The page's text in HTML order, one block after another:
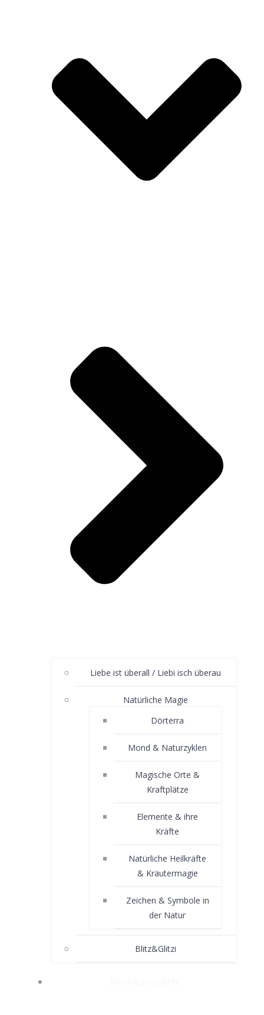
Liebe ist überall / Liebi isch überau
Natürliche Magie
Dörterra
Mond & Naturzyklen
Magische Orte &
Kraftplätze
Elemente & ihre
Kräfte
Natürliche Heilkräfte
& Kräutermagie
Zeichen & Symbole in
der Natur
Blitz&Glitzi